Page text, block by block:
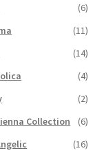
(6)
(11)
(14)
(4)
(2)
Collection
(6)
(16)